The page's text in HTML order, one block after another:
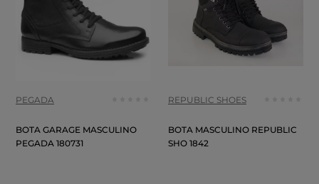
PEGADA
BOTA GARAGE MASCULINO
PEGADA 180731
REPUBLIC SHOES
BOTA MASCULINO REPUBLIC
SHO 1842